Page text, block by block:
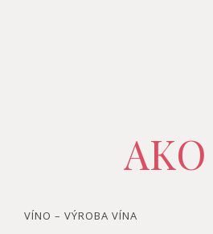
VÍNO – VÝROBA VÍNA